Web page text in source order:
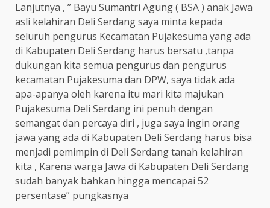
Lanjutnya , ” Bayu Sumantri Agung ( BSA ) anak Jawa
asli kelahiran Deli Serdang saya minta kepada
seluruh pengurus Kecamatan Pujakesuma yang ada
di Kabupaten Deli Serdang harus bersatu ,tanpa
dukungan kita semua pengurus dan pengurus
kecamatan Pujakesuma dan DPW, saya tidak ada
apa-apanya oleh karena itu mari kita majukan
Pujakesuma Deli Serdang ini penuh dengan
semangat dan percaya diri , juga saya ingin orang
jawa yang ada di Kabupaten Deli Serdang harus bisa
menjadi pemimpin di Deli Serdang tanah kelahiran
kita , Karena warga Jawa di Kabupaten Deli Serdang
sudah banyak bahkan hingga mencapai 52
persentase” pungkasnya